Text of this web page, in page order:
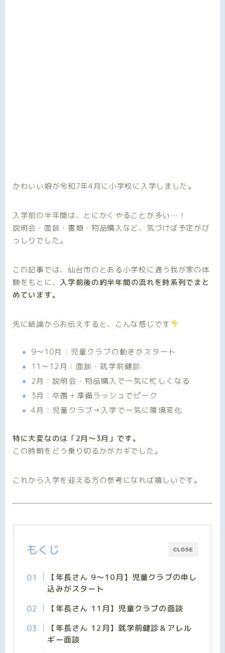
かわいい娘が令和7年4月に小学校に入学しました。
入学前の半年間は、とにかくやることが多い…！
説明会・面談・書類・物品購入など、気づけば予定がび
っしりでした。
この記事では、仙台市のとある小学校に通う我が家の体
験をもとに、 入学前後の約半年間の流れを時系列でまと
めています。
先に結論からお伝えすると、こんな感じです
9〜10月：児童クラブの動きがスタート
11〜12月：面談・就学前健診
2月：説明会・物品購入で一気に忙しくなる
3月：卒園＋準備ラッシュでピーク
4月：児童クラブ→入学で一気に環境変化
特に大変なのは「2月〜3月」です。
この時期をどう乗り切るかがカギでした。
これから入学を迎える方の参考になれば嬉しいです。
CLOSE
もくじ
【年長さん 9～10月】児童クラブの申し
込みがスタート
【年長さん 11月】児童クラブの面談
【年長さん 12月】就学前健診＆アレル
ギー面談